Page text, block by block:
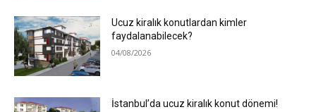
Ucuz kiralık konutlardan kimler
faydalanabilecek?
04/08/2026
İstanbul’da ucuz kiralık konut dönemi!